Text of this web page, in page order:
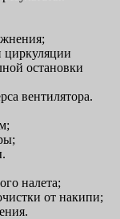
циркуляции
остановки
вентилятора.
налета;
от накипи;